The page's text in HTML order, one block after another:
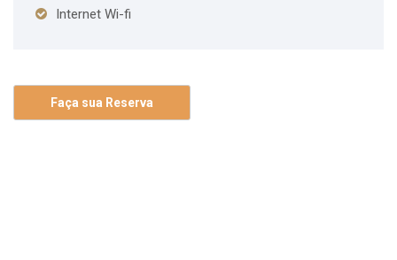
Internet Wi-fi
Faça sua Reserva